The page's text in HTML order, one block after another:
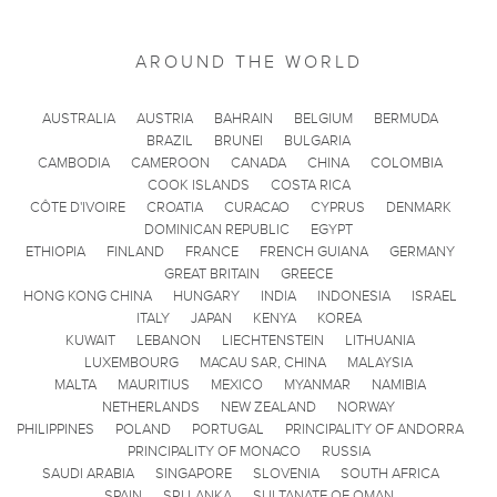
AROUND THE WORLD
AUSTRALIA AUSTRIA BAHRAIN BELGIUM
BERMUDA
BRAZIL
BRUNEI
BULGARIA
CAMBODIA
CAMEROON CANADA CHINA
COLOMBIA
COOK ISLANDS
COSTA RICA
CÔTE D'IVOIRE
CROATIA CURACAO CYPRUS
DENMARK
DOMINICAN REPUBLIC
EGYPT
ETHIOPIA
FINLAND FRANCE FRENCH GUIANA
GERMANY
GREAT BRITAIN
GREECE
HONG KONG CHINA
HUNGARY INDIA INDONESIA
ISRAEL
ITALY
JAPAN KENYA
KOREA
KUWAIT
LEBANON LIECHTENSTEIN
LITHUANIA
LUXEMBOURG
MACAU SAR, CHINA
MALAYSIA
MALTA
MAURITIUS MEXICO MYANMAR
NAMIBIA
NETHERLANDS
NEW ZEALAND
NORWAY
PHILIPPINES
POLAND PORTUGAL
PRINCIPALITY OF ANDORRA
PRINCIPALITY OF MONACO
RUSSIA
SAUDI ARABIA
SINGAPORE SLOVENIA
SOUTH AFRICA